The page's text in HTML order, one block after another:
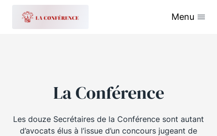
Menu
La Conférence
Les douze Secrétaires de la Conférence sont autant
d’avocats élus à l’issue d’un concours jugeant de